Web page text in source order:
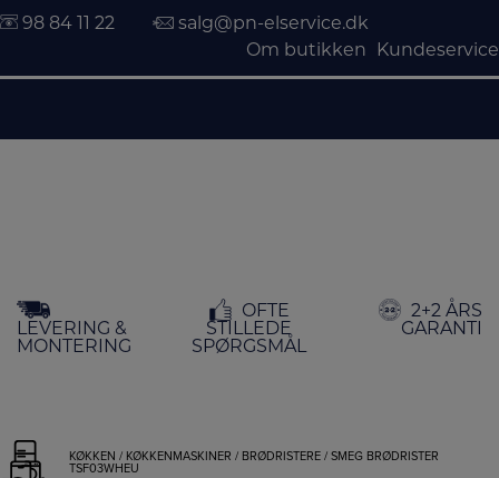
indholdet
98 84 11 22
salg@pn-elservice.dk
Om butikken
Kundeservice
LEVERING &
MONTERING
OFTE
STILLEDE
SPØRGSMÅL
2+2 ÅRS
GARANTI
KØKKEN / KØKKENMASKINER / BRØDRISTERE / SMEG BRØDRISTER
TSF03WHEU